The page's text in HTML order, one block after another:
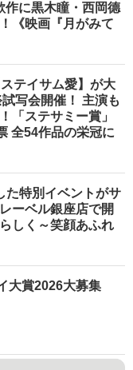
作に黒木瞳・西岡德
《映画『月がみて
テイサム愛】が大
写会開催！ 主演も
「ステサミー賞」
全54作品の栄冠に
た特別イベントがサ
ーベル銀座店で開
しく～笑顔あふれ
大賞2026大募集